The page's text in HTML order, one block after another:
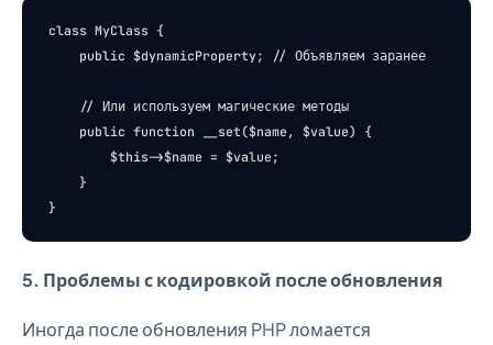
class MyClass {
    public $dynamicProperty; // Объявляем заранее
    // Или используем магические методы
    public function __set($name, $value) {
        $this->$name = $value;
    }
5. Проблемы с кодировкой после обновления
Иногда после обновления PHP ломается